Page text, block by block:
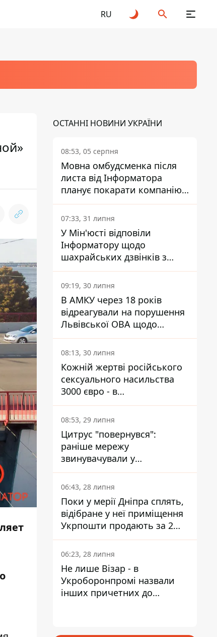
RU
ОСТАННІ НОВИНИ УКРАЇНИ
08:53, 05 серпня
Мовна омбудсменка після
листа від Інформатора
планує покарати компанію-
підрядника ПриватБанку
07:33, 31 липня
У Мін'юсті відповіли
Інформатору щодо
шахрайських дзвінків з
камери Сумського СІЗО так,
що ніхто нічого не зрозумів
09:19, 30 липня
В АМКУ через 18 років
відреагували на порушення
Львівської ОВА щодо
харчування у закладах
освіти
08:13, 30 липня
Кожній жертві російського
сексуального насильства
3000 євро - в
Мінсоцполітики пояснили
Інформатору, звідки на це
гроші
08:53, 29 липня
Цитрус "повернувся":
раніше мережу
звинувачували у
контрабанді техніки та
ухиленні від сплати
податків
06:43, 28 липня
Поки у мерії Дніпра сплять,
відібране у неї приміщення
Укрпошти продають за 2
мільйони
06:23, 28 липня
Не лише Візар - в
Укроборонпромі назвали
інших причетних до